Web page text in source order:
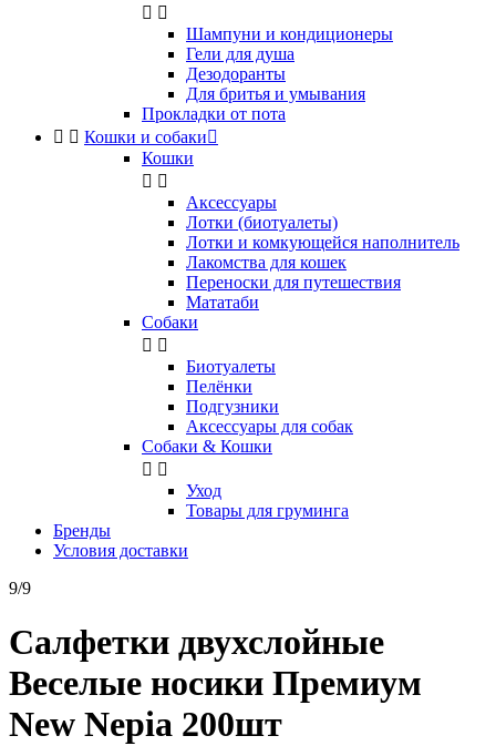
 
Шампуни и кондиционеры
Гели для душа
Дезодоранты
Для бритья и умывания
Прокладки от пота
  Кошки и собаки
Кошки
 
Аксессуары
Лотки (биотуалеты)
Лотки и комкующейся наполнитель
Лакомства для кошек
Переноски для путешествия
Мататаби
Собаки
 
Биотуалеты
Пелёнки
Подгузники
Аксессуары для собак
Собаки & Кошки
 
Уход
Товары для груминга
Бренды
Условия доставки
9/9
Салфетки двухслойные
Веселые носики Премиум
New Nepia 200шт